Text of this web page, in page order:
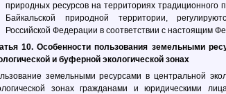
природных ресурсов на территориях традиционного
Байкальской природной территории,
Российской Федерации в соответствии с настоящим
10. Особенности пользования земельными
и буферной экологической зонах
земельными ресурсами в центральной
зонах гражданами и юридическими